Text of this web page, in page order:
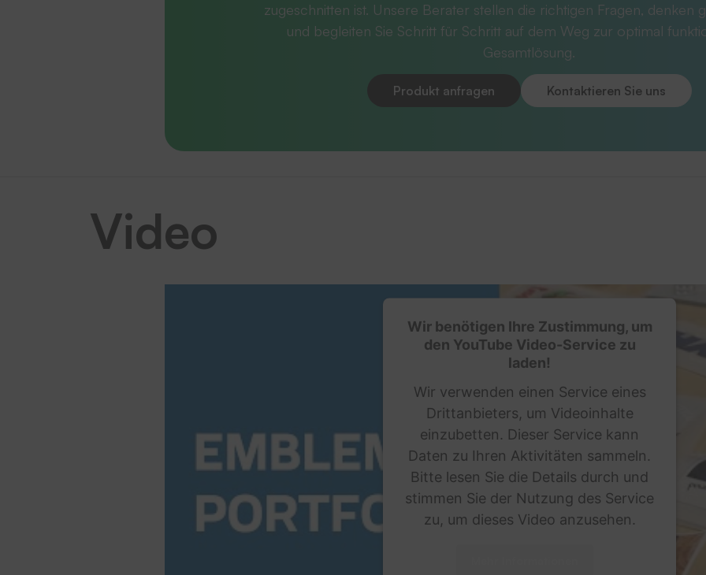
zugeschnitten ist. Unsere Berater stellen die richtigen Fragen, denken
und begleiten Sie Schritt für Schritt auf dem Weg zur optimal
Gesamtlösung.
Produkt anfragen Kontaktieren Sie uns
Video
Wir benötigen Ihre Zustimmung, um
den YouTube Video-Service zu
laden!
Wir verwenden einen Service eines
Drittanbieters, um Videoinhalte
einzubetten. Dieser Service kann
Daten zu Ihren Aktivitäten sammeln.
Bitte lesen Sie die Details durch und
stimmen Sie der Nutzung des Service
zu, um dieses Video anzusehen.